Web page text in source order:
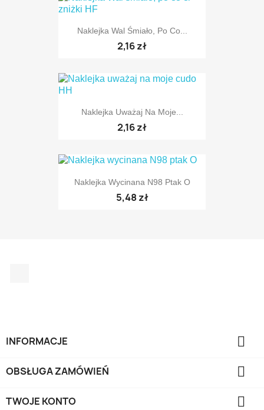
TYLKO ONLINE
Naklejka Wal Śmiało, Po Co...
2,16 zł
TYLKO ONLINE
Naklejka Uważaj Na Moje...
2,16 zł
Naklejka Wycinana N98 Ptak O
5,48 zł
INFORMACJE 
OBSŁUGA ZAMÓWIEŃ 
TWOJE KONTO 